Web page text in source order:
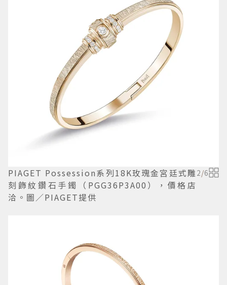
PIAGET Possession系列18K玫瑰金宮廷式雕
刻飾紋鑽石手鐲（PGG36P3A00），價格店
洽。圖／PIAGET提供
2/6